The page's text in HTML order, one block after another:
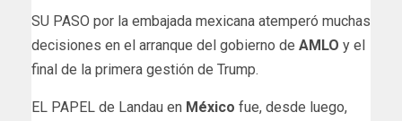
SU PASO por la embajada mexicana atemperó muchas
decisiones en el arranque del gobierno de AMLO y el
final de la primera gestión de Trump.
EL PAPEL de Landau en México fue, desde luego,